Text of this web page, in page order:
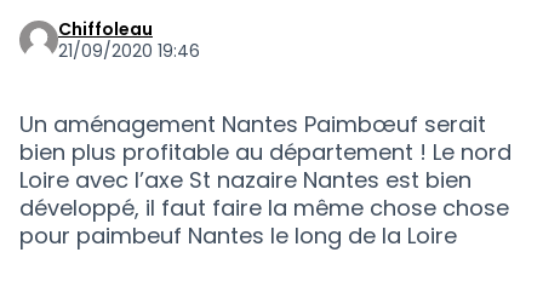
Chiffoleau
21/09/2020 19:46
Un aménagement Nantes Paimbœuf serait
bien plus profitable au département ! Le nord
Loire avec l’axe St nazaire Nantes est bien
développé, il faut faire la même chose chose
pour paimbeuf Nantes le long de la Loire